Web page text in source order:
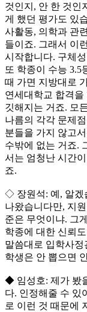
것인지, 안 한 것인
게 했던 평가도 있
사활동, 의학과 관
들이죠. 그래서 이
시작합니다. 구체
또 학종이 수능 3.5
때 가면 지방대로
연세대학교 합격
깃해지는 거죠. 모
나름의 각각 문제
분들을 가지 않고
수밖에 없는 거죠.
서는 엄청난 시간
죠.
◇ 장원석: 예, 알겠
나왔습니다만, 지
준은 무엇이냐. 그
학종에 대한 신뢰
말씀대로 입학사정
학생은 안 뽑으면
◆ 임성호: 제가 봤
다. 인정해줄 수 있
로 이런 것 때문에